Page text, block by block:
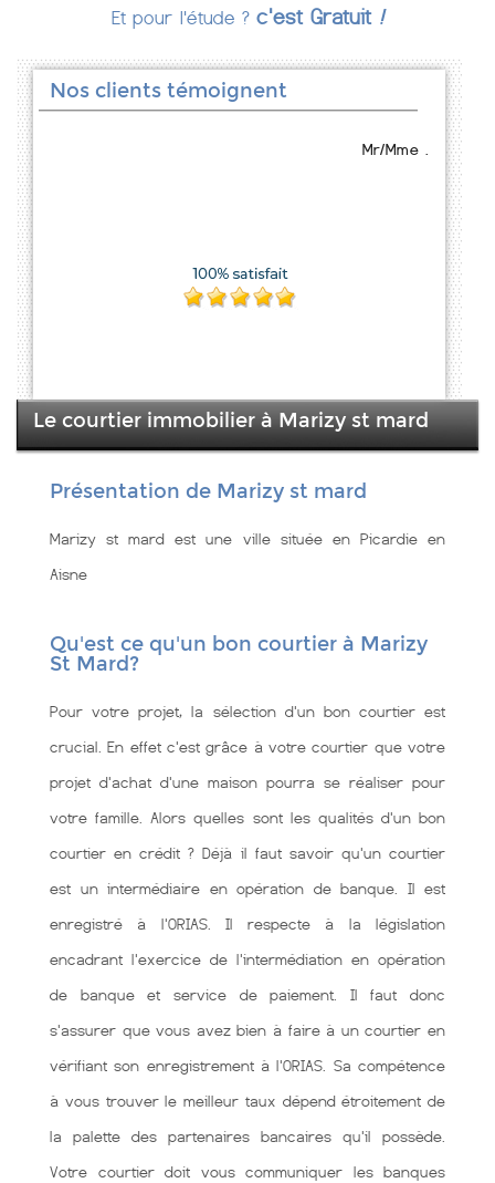
Et pour l'étude ? c'est Gratuit !
Nos clients témoignent
Mr/Mme .
Le courtier immobilier à Marizy st mard
Présentation de Marizy st mard
Marizy st mard est une ville située en Picardie en
Aisne
Qu'est ce qu'un bon courtier à Marizy
St Mard?
Pour votre projet, la sélection d'un bon courtier est
crucial. En effet c'est grâce à votre courtier que votre
projet d'achat d'une maison pourra se réaliser pour
votre famille. Alors quelles sont les qualités d'un bon
courtier en crédit ? Déjà il faut savoir qu'un courtier
est un intermédiaire en opération de banque. Il est
enregistré à l'ORIAS. Il respecte à la législation
encadrant l'exercice de l'intermédiation en opération
de banque et service de paiement. Il faut donc
s'assurer que vous avez bien à faire à un courtier en
vérifiant son enregistrement à l'ORIAS. Sa compétence
à vous trouver le meilleur taux dépend étroitement de
la palette des partenaires bancaires qu'il possède.
Votre courtier doit vous communiquer les banques